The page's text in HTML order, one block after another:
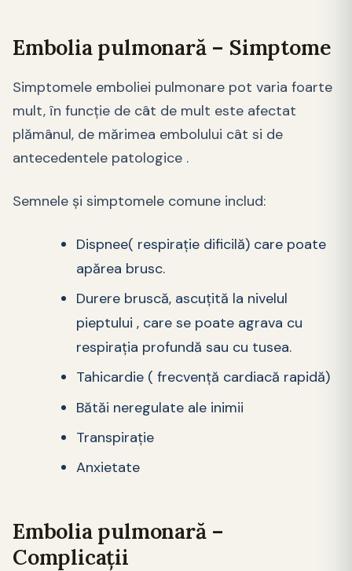
Embolia pulmonară – Simptome
Simptomele emboliei pulmonare pot varia foarte
mult, în funcție de cât de mult este afectat
plămânul, de mărimea embolului cât si de
antecedentele patologice .
Semnele și simptomele comune includ:
Dispnee( respirație dificilă) care poate
apărea brusc.
Durere bruscă, ascuțită la nivelul
pieptului , care se poate agrava cu
respirația profundă sau cu tusea.
Tahicardie ( frecvență cardiacă rapidă)
Bătăi neregulate ale inimii
Transpiraţie
Anxietate
Embolia pulmonară –
Complicații